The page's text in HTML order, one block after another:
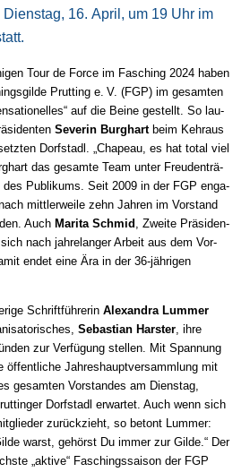
16. April, um 19 Uhr im
Tour de Force im Fasching 2024 haben
Prutting e. V. (FGP) im ge­sam­ten
auf die Beine ge­stellt. So lau­
Severin Burghartbeim Kehraus
Dorfstadl. „Chapeau, es hat total viel
das ge­sam­te Team unter Freuden­trä­
des Publikums. Seit 2009 in der FGP en­ga­
mitt­ler­wei­le zehn Jahren im Vor­stand
Auch Marita Schmid , Zweite Prä­si­den­
nach jahre­lan­ger Arbeit aus dem Vor­
endet eine Ära in der 36-jäh­ri­gen
Schrift­füh­re­rinAlexandra Lummer
Sebastian Harster, ihre
zur Ver­fü­gung stel­len. Mit Span­nung
öf­fent­li­che Jah­res­haupt­ver­samm­lung mit
ge­sam­ten Vor­stan­des am Diens­tag,
Dorfstadl er­war­tet. Auch wenn sich
zu­rück­zieht, so betont Lummer:
warst, ge­hörst Du immer zur Gilde.“ Der
„aktive“ Faschingssaison der FGP